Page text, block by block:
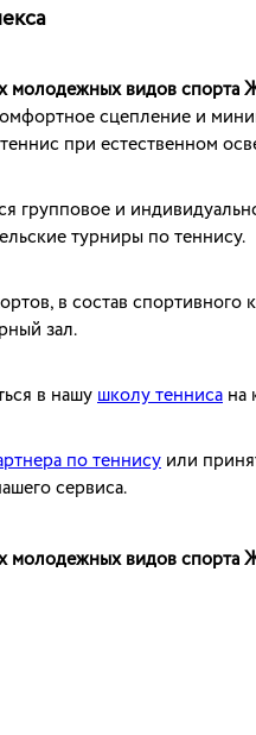
молодежных видов спорта
сцепление и
при естественном
групповое и
турниры по теннису.
в состав
зал.
в нашу школу тенниса на
по теннису или
сервиса.
молодежных видов спорта